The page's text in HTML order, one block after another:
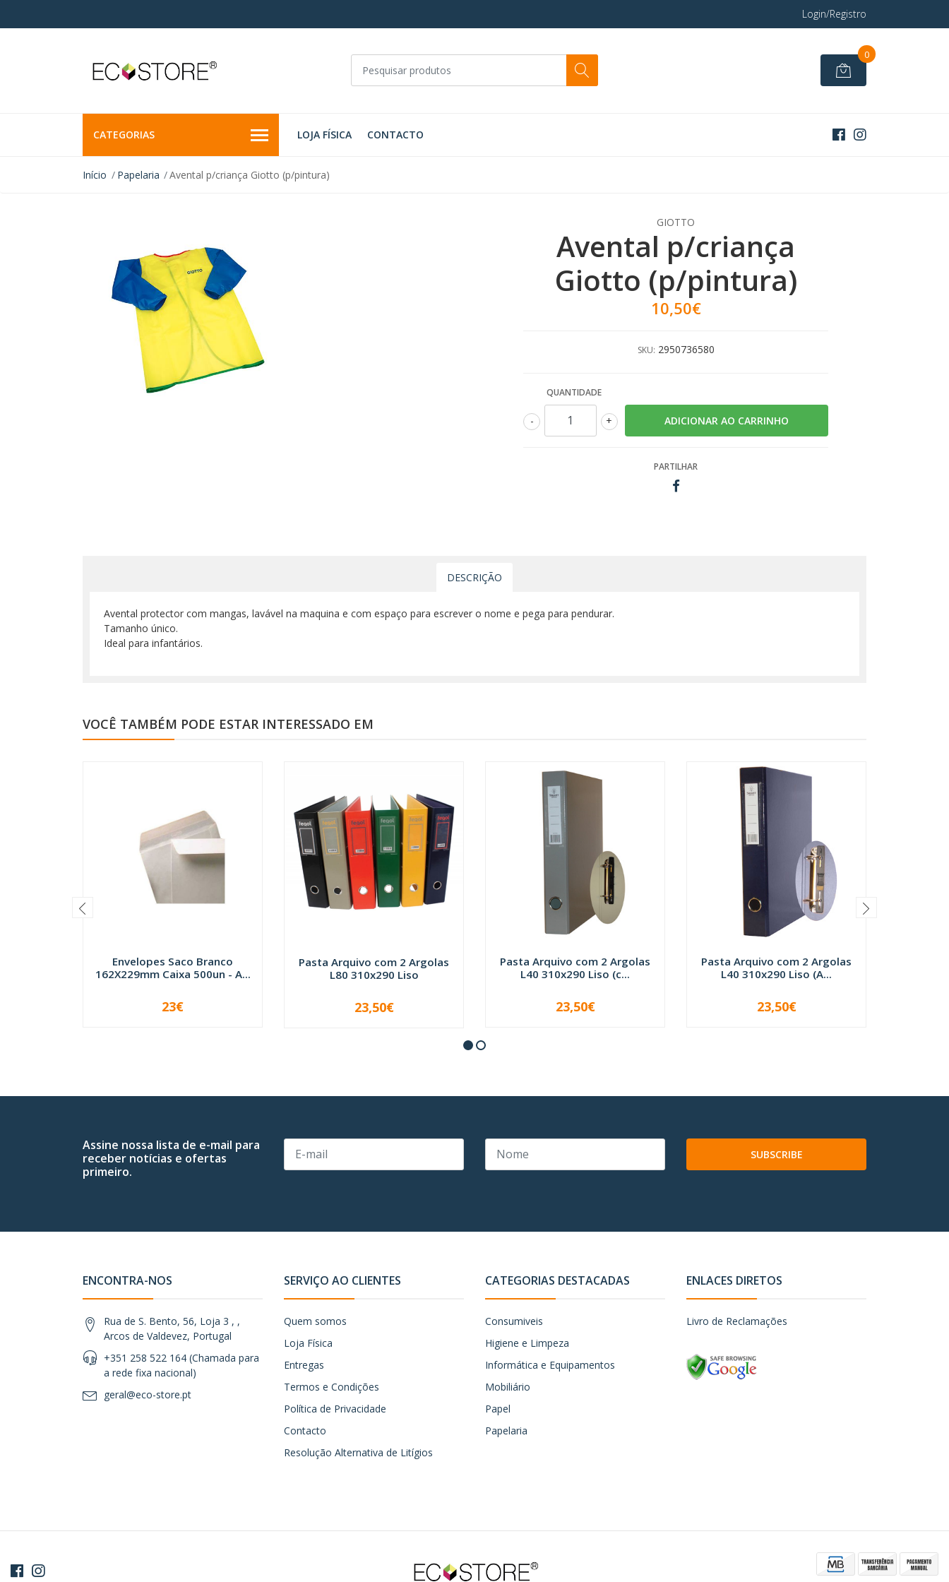
Login/Registro
0
CATEGORIAS LOJA FÍSICA CONTACTO
Início Papelaria Avental p/criança Giotto (p/pintura)
GIOTTO
Avental p/criança
Giotto (p/pintura)
10,50€
SKU: 2950736580
QUANTIDADE
+
-
PARTILHAR
DESCRIÇÃO
Avental protector com mangas, lavável na maquina e com espaço para escrever o nome e pega para pendurar.
Tamanho único.
Ideal para infantários.
VOCÊ TAMBÉM PODE ESTAR INTERESSADO EM
Envelopes Saco Branco
162X229mm Caixa 500un - A...
+
23€
Pasta Arquivo com 2 Argolas
L80 310x290 Liso
VER OPÇÕES
23,50€
Pasta Arquivo com 2 Argolas
L40 310x290 Liso (c...
+
23,50€
Pasta Arquivo com 2 Argolas
L40 310x290 Liso (A...
+
23,50€
Assine nossa lista de e-mail para
receber notícias e ofertas
primeiro.
SUBSCRIBE
ENCONTRA-NOS
Rua de S. Bento, 56, Loja 3 , ,
Arcos de Valdevez, Portugal
+351 258 522 164 (Chamada para
a rede fixa nacional)
geral@eco-store.pt
SERVIÇO AO CLIENTES
Quem somos
Loja Física
Entregas
Termos e Condições
Política de Privacidade
Contacto
Resolução Alternativa de Litígios
CATEGORIAS DESTACADAS
Consumiveis
Higiene e Limpeza
Informática e Equipamentos
Mobiliário
Papel
Papelaria
ENLACES DIRETOS
Livro de Reclamações